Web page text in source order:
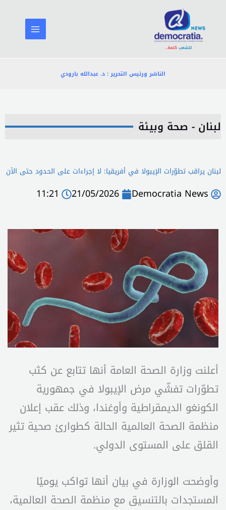
المحتوى
الناشر ورئيس التحرير : د. عبدالله بارودي
لبنان - صحة وبيئة
لبنان يراقب تطوّرات الإيبولا في أفريقيا: لا إجراءات على الحدود حتى الآن
Democratia News
21/05/2026
11:21
أعلنت وزارة الصحة العامة أنها تتابع عن كثب
تطوّرات تفشّي مرض الإيبولا في جمهورية
الكونغو الديمقراطية وأوغندا، وذلك عقب إعلان
منظمة الصحة العالمية الحالة كطوارئ صحية تثير
القلق على المستوى الدولي.
وأوضحت الوزارة في بيان أنها تواكب يوميًا
المستجدات بالتنسيق مع منظمة الصحة العالمية،